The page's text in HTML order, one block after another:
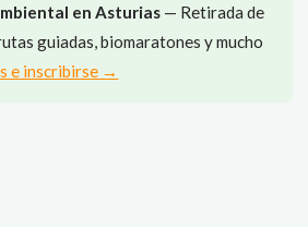
en Asturias— Retirada de
guiadas, biomaratones y mucho
e inscribirse →